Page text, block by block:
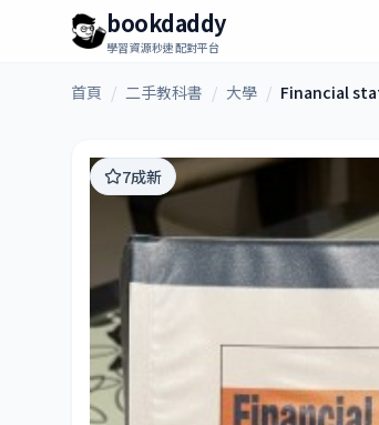
bookdaddy
學習資源秒速配對平台
首頁 / 二手教科書 / 大學 / Financial
7成新